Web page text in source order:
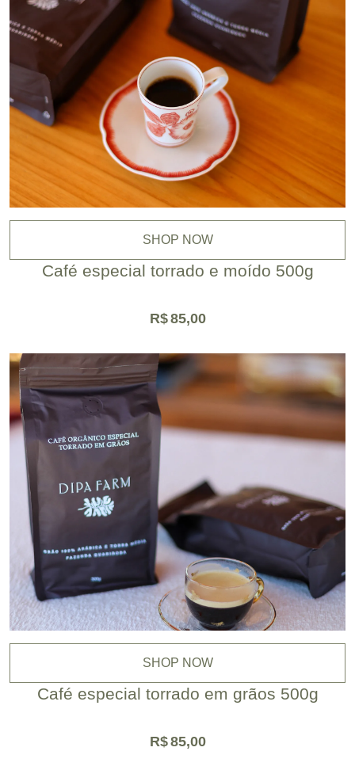
SHOP NOW
Café especial torrado e moído 500g
R$85,00
SHOP NOW
Café especial torrado em grãos 500g
R$85,00